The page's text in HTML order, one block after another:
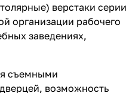
верстаки серии
организации рабочего
заведениях,
съемными
возможность